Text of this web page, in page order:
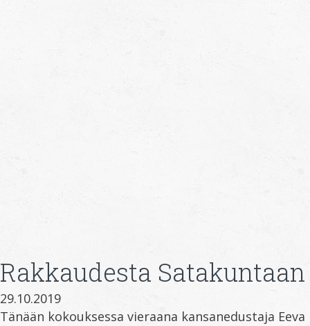
Rakkaudesta Satakuntaan
29.10.2019
Tänään kokouksessa vieraana kansanedustaja Eeva